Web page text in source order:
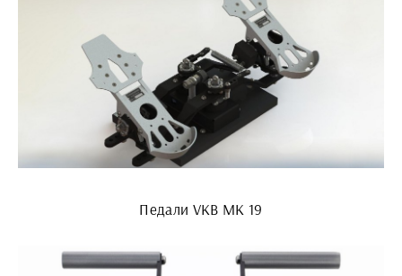
Педали VKB MK 19